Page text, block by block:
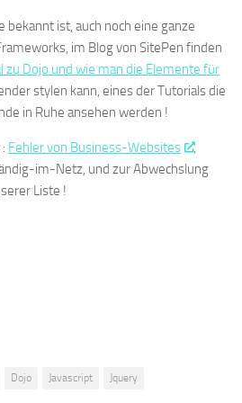
bekannt ist, auch noch eine ganze
im Blog von SitePen finden
zu Dojo und wie man die Elemente für
stylen kann, eines der Tutorials die
in Ruhe ansehen werden !
Fehler von Business-Websites
,
im-Netz, und zur Abwechslung
Liste !
Dojo Javascript Jquery